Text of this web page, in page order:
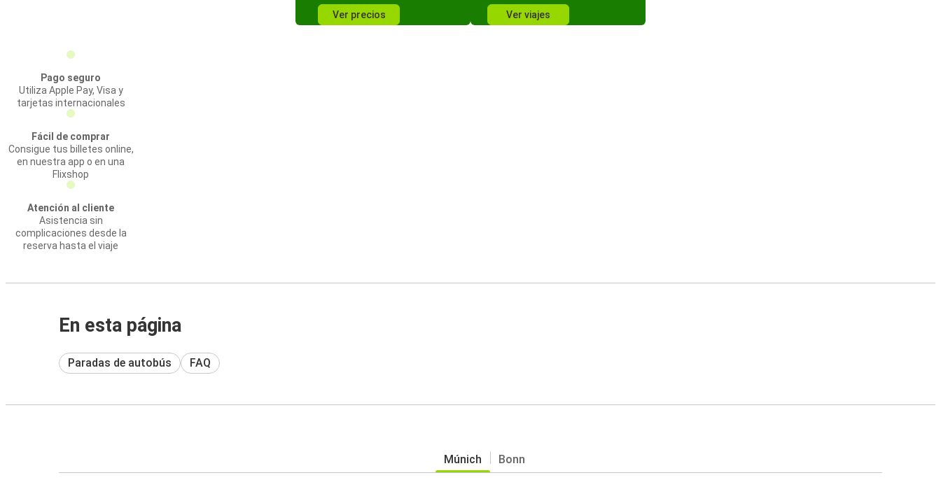
Ver precios Ver viajes
Pago seguro
Utiliza Apple Pay, Visa y
tarjetas internacionales
Fácil de comprar
Consigue tus billetes online,
en nuestra app o en una
Flixshop
Atención al cliente
Asistencia sin
complicaciones desde la
reserva hasta el viaje
En esta página
Paradas de autobús FAQ
Múnich Bonn